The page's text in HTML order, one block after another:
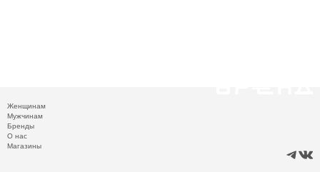
Женщинам
Мужчинам
Бренды
О нас
Магазины